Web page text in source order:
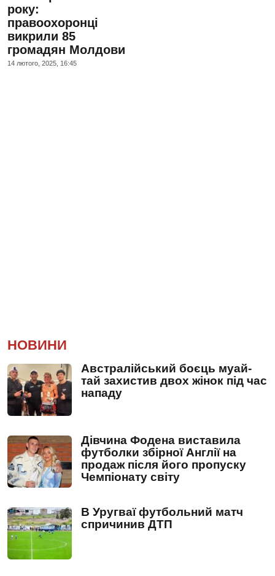
року:
правоохоронці
викрили 85
громадян Молдови
14 лютого, 2025, 16:45
НОВИНИ
Австралійський боєць муай-
тай захистив двох жінок під час
нападу
Дівчина Фодена виставила
футболки збірної Англії на
продаж після його пропуску
Чемпіонату світу
В Уругваї футбольний матч
спричинив ДТП